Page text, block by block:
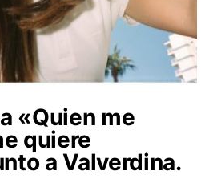
«Quien me
quiere
a Valverdina.